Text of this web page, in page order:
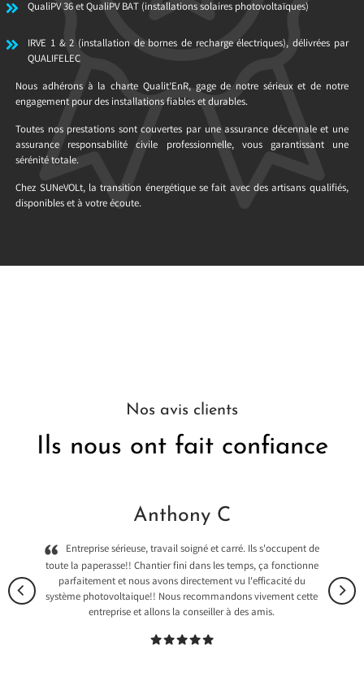
QualiPV 36 et QualiPV BAT (installations solaires photovoltaïques)
IRVE 1 & 2 (installation de bornes de recharge électriques), délivrées par
QUALIFELEC
Nous adhérons à la charte Qualit’EnR, gage de notre sérieux et de notre
engagement pour des installations fiables et durables.
Toutes nos prestations sont couvertes par une assurance décennale et une
assurance responsabilité civile professionnelle, vous garantissant une
sérénité totale.
Chez SUNeVOLt, la transition énergétique se fait avec des artisans qualifiés,
disponibles et à votre écoute.
Nos avis clients
Ils nous ont fait confiance
Anthony C
Entreprise sérieuse, travail soigné et carré. Ils s'occupent de
toute la paperasse!! Chantier fini dans les temps, ça fonctionne
parfaitement et nous avons directement vu l'efficacité du
système photovoltaique!! Nous recommandons vivement cette
entreprise et allons la conseiller à des amis.